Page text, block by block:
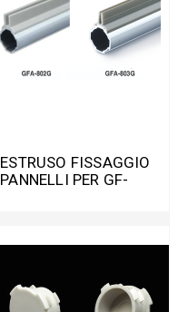
ESTRUSO FISSAGGIO
PANNELLI PER GF-